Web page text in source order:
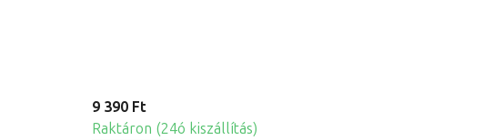
9 390 Ft
Raktáron (24ó kiszállítás)